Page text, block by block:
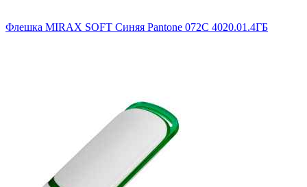
Флешка MIRAX SOFT Синяя Pantone 072C 4020.01.4ГБ